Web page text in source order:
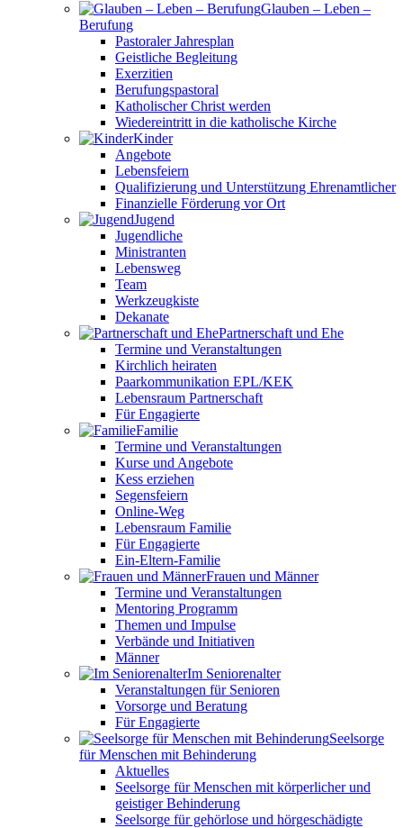
Glauben – Leben –
Berufung
Pastoraler Jahresplan
Geistliche Begleitung
Exerzitien
Berufungspastoral
Katholischer Christ werden
Wiedereintritt in die katholische Kirche
Kinder
Angebote
Lebensfeiern
Qualifizierung und Unterstützung Ehrenamtlicher
Finanzielle Förderung vor Ort
Jugend
Jugendliche
Ministranten
Lebensweg
Team
Werkzeugkiste
Dekanate
Partnerschaft und Ehe
Termine und Veranstaltungen
Kirchlich heiraten
Paarkommunikation EPL/KEK
Lebensraum Partnerschaft
Für Engagierte
Familie
Termine und Veranstaltungen
Kurse und Angebote
Kess erziehen
Segensfeiern
Online-Weg
Lebensraum Familie
Für Engagierte
Ein-Eltern-Familie
Frauen und Männer
Termine und Veranstaltungen
Mentoring Programm
Themen und Impulse
Verbände und Initiativen
Männer
Im Seniorenalter
Veranstaltungen für Senioren
Vorsorge und Beratung
Für Engagierte
Seelsorge
für Menschen mit Behinderung
Aktuelles
Seelsorge für Menschen mit körperlicher und
geistiger Behinderung
Seelsorge für gehörlose und hörgeschädigte